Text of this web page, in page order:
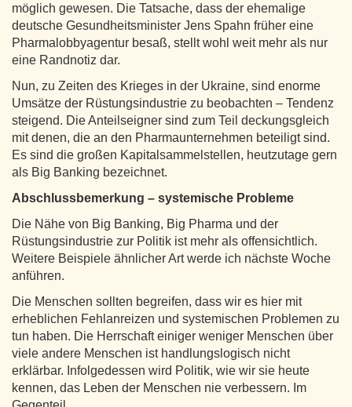
möglich gewesen. Die Tatsache, dass der ehemalige
deutsche Gesundheitsminister Jens Spahn früher eine
Pharmalobbyagentur besaß, stellt wohl weit mehr als nur
eine Randnotiz dar.
Nun, zu Zeiten des Krieges in der Ukraine, sind enorme
Umsätze der Rüstungsindustrie zu beobachten – Tendenz
steigend. Die Anteilseigner sind zum Teil deckungsgleich
mit denen, die an den Pharmaunternehmen beteiligt sind.
Es sind die großen Kapitalsammelstellen, heutzutage gern
als Big Banking bezeichnet.
Abschlussbemerkung – systemische Probleme
Die Nähe von Big Banking, Big Pharma und der
Rüstungsindustrie zur Politik ist mehr als offensichtlich.
Weitere Beispiele ähnlicher Art werde ich nächste Woche
anführen.
Die Menschen sollten begreifen, dass wir es hier mit
erheblichen Fehlanreizen und systemischen Problemen zu
tun haben. Die Herrschaft einiger weniger Menschen über
viele andere Menschen ist handlungslogisch nicht
erklärbar. Infolgedessen wird Politik, wie wir sie heute
kennen, das Leben der Menschen nie verbessern. Im